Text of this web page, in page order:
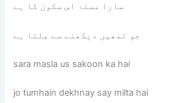
سارا مسلۂ اس سکون کا ہے
جو تمھیں دیکھنے سے مِلتا ہے
sara masla us sakoon ka hai
jo tumhain dekhnay say milta hai